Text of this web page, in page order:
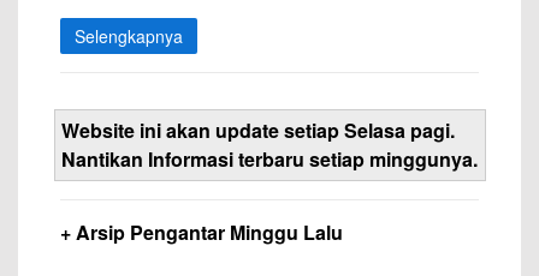
Selengkapnya
Website ini akan update setiap Selasa pagi.
Nantikan Informasi terbaru setiap minggunya.
+ Arsip Pengantar Minggu Lalu